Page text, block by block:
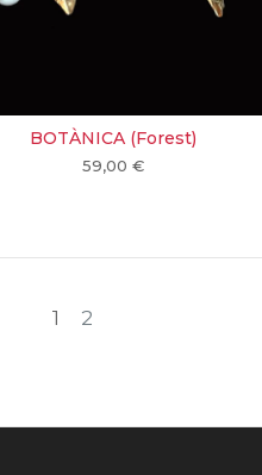
BOTÀNICA (Forest)
59,00€
1 2